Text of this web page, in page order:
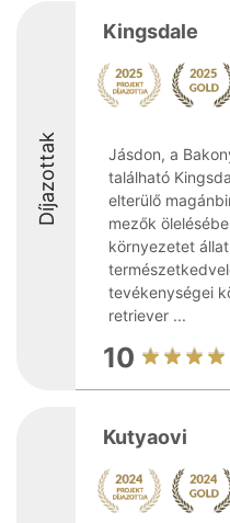
Díjazottak
Kingsdale
Jásdon, a
található
elterülő
mezők
környezetet
tevékenységei
retriever ...
10
Kutyaovi